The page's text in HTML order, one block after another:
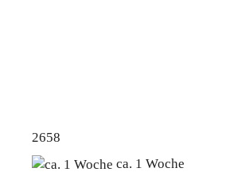
2658
ca. 1 Woche